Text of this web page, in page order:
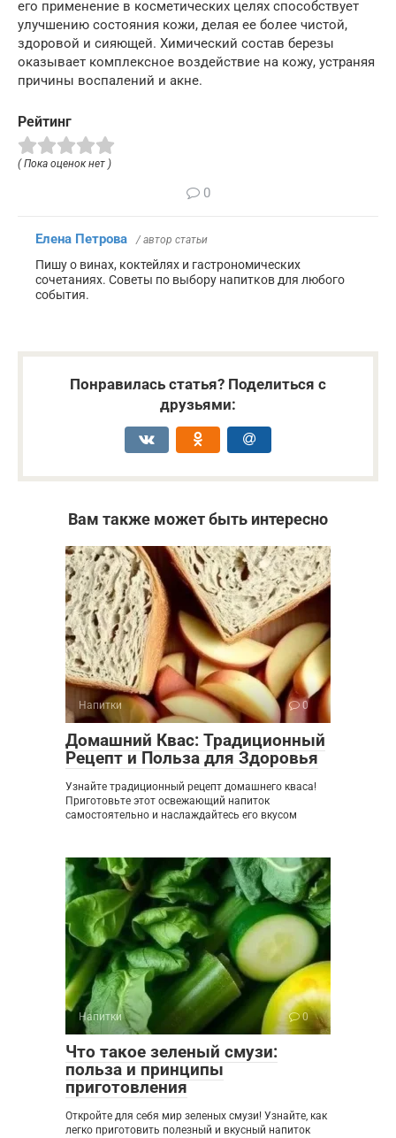
его применение в косметических целях способствует
улучшению состояния кожи, делая ее более чистой,
здоровой и сияющей. Химический состав березы
оказывает комплексное воздействие на кожу, устраняя
причины воспалений и акне.
Рейтинг
( Пока оценок нет )
0
Елена Петрова / автор статьи
Пишу о винах, коктейлях и гастрономических
сочетаниях. Советы по выбору напитков для любого
события.
Понравилась статья? Поделиться с
друзьями:
Вам также может быть интересно
Напитки 0
Домашний Квас: Традиционный
Рецепт и Польза для Здоровья
Узнайте традиционный рецепт домашнего кваса!
Приготовьте этот освежающий напиток
самостоятельно и наслаждайтесь его вкусом
Напитки 0
Что такое зеленый смузи:
польза и принципы
приготовления
Откройте для себя мир зеленых смузи! Узнайте, как
легко приготовить полезный и вкусный напиток